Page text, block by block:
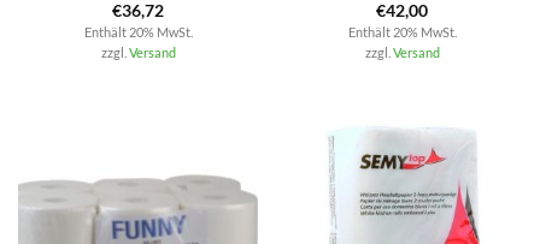
€36,72
Enthält 20% MwSt.
zzgl. Versand
€42,00
Enthält 20% MwSt.
zzgl. Versand